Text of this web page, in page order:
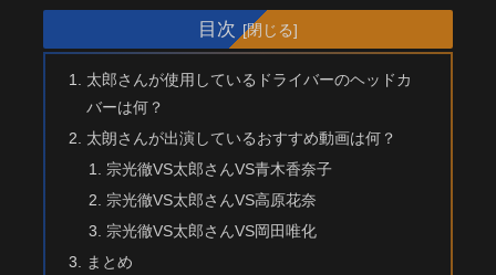
目次
太郎さんが使用しているドライバーのヘッドカ
バーは何？
太朗さんが出演しているおすすめ動画は何？
宗光徹VS太郎さんVS青木香奈子
宗光徹VS太郎さんVS高原花奈
宗光徹VS太郎さんVS岡田唯化
まとめ